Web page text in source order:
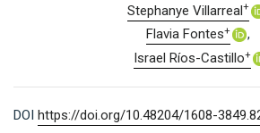
Stephanye Villarreal+
Flavia Fontes+
Israel Ríos-Castillo+
DOI https://doi.org/10.48204/1608-